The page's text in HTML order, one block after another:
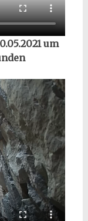
um